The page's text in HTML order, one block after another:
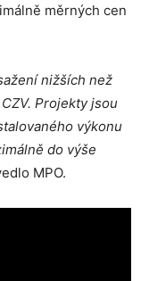
měrných cen
nižších než
Projekty jsou
výkonu
do výše
MPO.